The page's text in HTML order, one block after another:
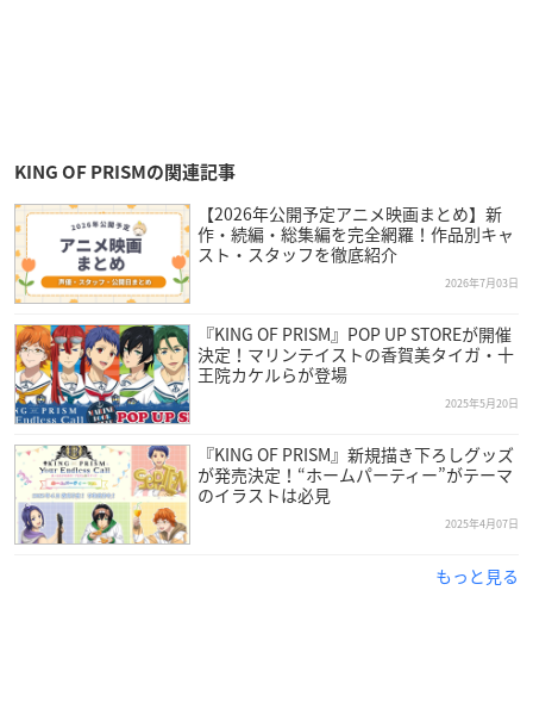
KING OF PRISMの関連記事
【2026年公開予定アニメ映画まとめ】新
作・続編・総集編を完全網羅！作品別キャ
スト・スタッフを徹底紹介
2026年7月03日
『KING OF PRISM』POP UP STOREが開催
決定！マリンテイストの香賀美タイガ・十
王院カケルらが登場
2025年5月20日
『KING OF PRISM』新規描き下ろしグッズ
が発売決定！“ホームパーティー”がテーマ
のイラストは必見
2025年4月07日
もっと見る